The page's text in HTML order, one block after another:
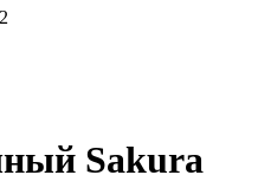
Sakura